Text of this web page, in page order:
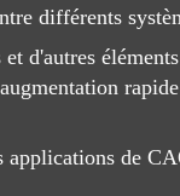
différents
d'autres
de